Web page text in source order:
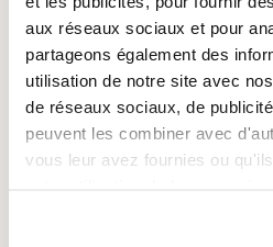
aux réseaux sociaux et pour
partageons également des
utilisation de notre site avec
de réseaux sociaux, de
peuvent les combiner avec
vous leur avez fournies ou
pour organiser les
icônes 🤳🏼
Vous pouvez maintenant
d'accueil en déplaçant les
d’applications pour un accès
Appuyez longuement sur